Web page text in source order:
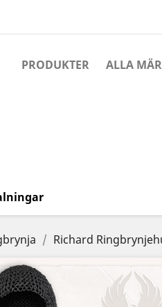
PRODUKTER ALLA
Richard